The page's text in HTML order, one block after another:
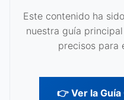
Este contenido ha
nuestra guía
precisos para
👉 Ver la